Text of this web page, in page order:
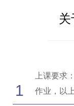
1
上课要求
作业，以